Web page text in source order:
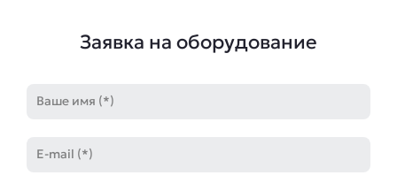
Заявка на оборудование
mail